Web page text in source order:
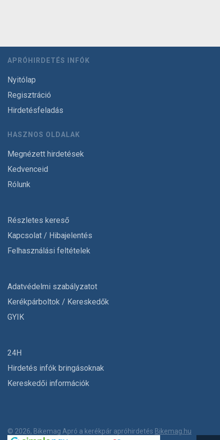
APRÓHIRDETÉS INFÓK
Nyitólap
Regisztráció
Hirdetésfeladás
HASZNOS OLDALAK
Megnézett hirdetések
Kedvenceid
Rólunk
Részletes kereső
Kapcsolat / Hibajelentés
Felhasználási feltételek
Adatvédelmi szabályzatot
Kerékpárboltok / Kereskedők
GYIK
24H
Hirdetés infók bringásoknak
Kereskedői információk
© 2026, Bikemag Apró a kerékpár apróhirdetés Bikemag.hu